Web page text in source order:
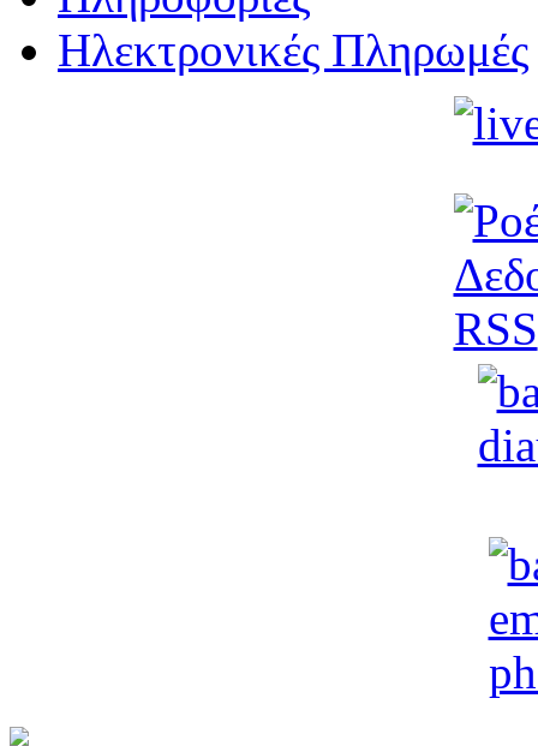
Ηλεκτρονικές Πληρωμές